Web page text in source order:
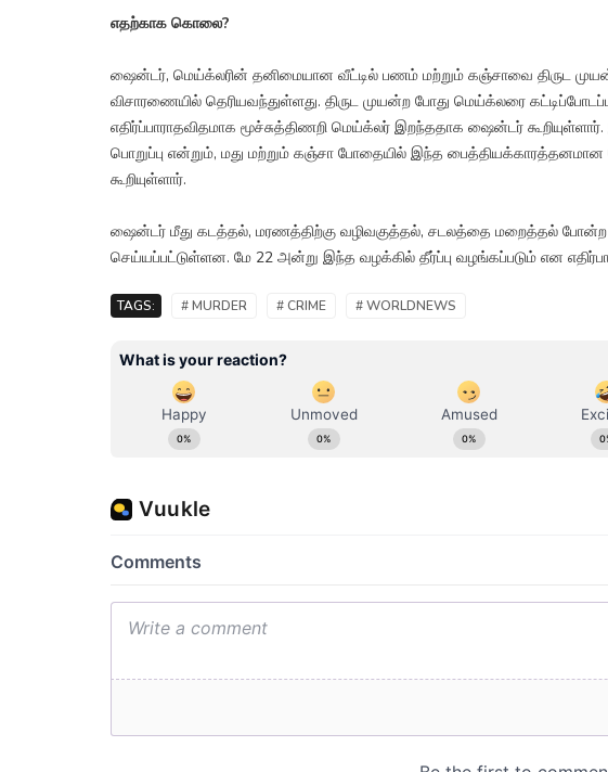
எதற்காக கொலை?
ஷைன்டர், மெய்க்லரின் தனிமையான வீட்டில் பணம் மற்றும் கஞ்சாவை திருட
விசாரணையில் தெரியவந்துள்ளது. திருட முயன்ற போது மெய்க்லரை
எதிர்ப்பாராதவிதமாக மூச்சுத்திணறி மெய்க்லர் இறந்ததாக ஷைன்டர்
பொறுப்பு என்றும், மது மற்றும் கஞ்சா போதையில் இந்த
கூறியுள்ளார்.
ஷைன்டர் மீது கடத்தல், மரணத்திற்கு வழிவகுத்தல், சடலத்தை மறைத்தல் போன்ற
செய்யப்பட்டுள்ளன. மே 22 அன்று இந்த வழக்கில் தீர்ப்பு வழங்கப்படும் என
TAGS: # MURDER # CRIME # WORLDNEWS